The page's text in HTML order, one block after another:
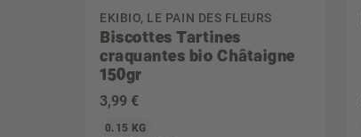
EKIBIO, LE PAIN DES FLEURS
Biscottes Tartines
craquantes bio Châtaigne
150gr
3,99 €
0.15 KG